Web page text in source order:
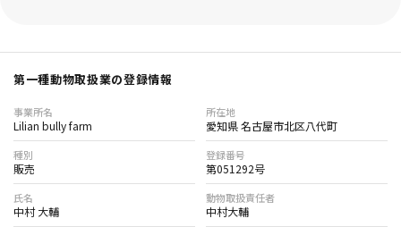
第一種動物取扱業の登録情報
事業所名
Lilian bully farm
所在地
愛知県 名古屋市北区八代町
種別
販売
登録番号
第051292号
氏名
中村 大輔
動物取扱責任者
中村大輔